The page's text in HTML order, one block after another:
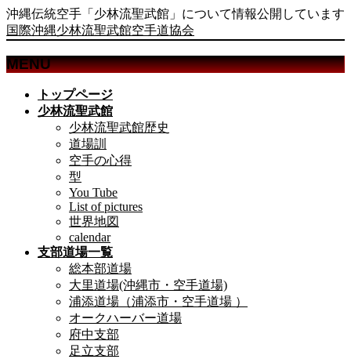
沖縄伝統空手「少林流聖武館」について情報公開しています
国際沖縄少林流聖武館空手道協会
MENU
トップページ
少林流聖武館
少林流聖武館歴史
道場訓
空手の心得
型
You Tube
List of pictures
世界地図
calendar
支部道場一覧
総本部道場
大里道場(沖縄市・空手道場)
浦添道場（浦添市・空手道場 ）
オークハーバー道場
府中支部
足立支部